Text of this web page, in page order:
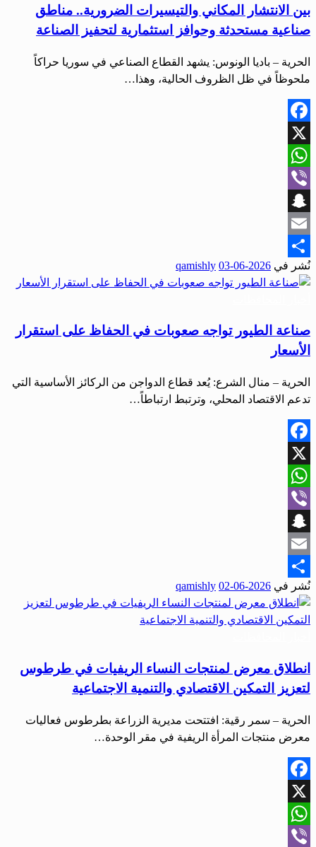
بين الانتشار المكاني والتيسيرات الضرورية.. مناطق
صناعية مستحدثة وحوافز استثمارية لتحفيز الصناعة
الحرية – باديا الونوس: يشهد القطاع الصناعي في سوريا حراكاً
ملحوظاً في ظل الظروف الحالية، وهذا…
Facebook
X
WhatsApp
Viber
Snapchat
Email
Share
نُشر في 2026-06-03
qamishly
صناعة الطيور تواجه صعوبات في الحفاظ على استقرار
الأسعار
الحرية – منال الشرع: يُعد قطاع الدواجن من الركائز الأساسية التي
تدعم الاقتصاد المحلي، وترتبط ارتباطاً…
Facebook
X
WhatsApp
Viber
Snapchat
Email
Share
نُشر في 2026-06-02
qamishly
انطلاق معرض لمنتجات النساء الريفيات في طرطوس
لتعزيز التمكين الاقتصادي والتنمية الاجتماعية
الحرية – سمر رقية: افتتحت مديرية الزراعة بطرطوس فعاليات
معرض منتجات المرأة الريفية في مقر الوحدة…
Facebook
X
WhatsApp